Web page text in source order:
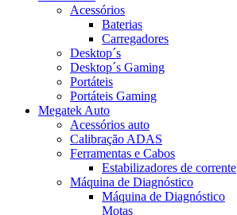
Acessórios
Baterias
Carregadores
Desktop´s
Desktop´s Gaming
Portáteis
Portáteis Gaming
Megatek Auto
Acessórios auto
Calibração ADAS
Ferramentas e Cabos
Estabilizadores de corrente
Máquina de Diagnóstico
Máquina de Diagnóstico
Motas